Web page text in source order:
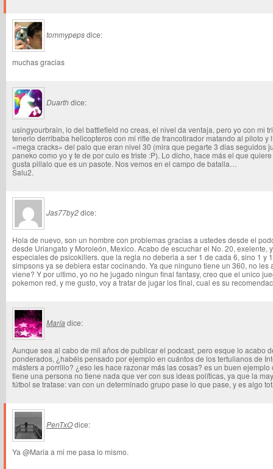
tommypepsdice:
muchas gracias
Duarthdice:
usingyourbrain, lo del battlefield no creas, el nivel da ventaja, pero yo con mi
tenerlo derribaba helicopteros con mi rifle de francotirador matando al piloto y
«mega cracks» del palo que eran nivel 30 (mira que pegarte 3 dias seguidos
paneko como yo y te de por culo es triste :P). Lo dicho, hace más el que
gusta pillalo que es un pasote. Nos vemos en el campo de batalla…
Salu2.
Jas77by2dice:
Hola de nuevo, son un hombre con problemas gracias a ustedes desde el
desde Uriangato y Moroleón, Mexico. Acabo de escuchar el No. 20, exelente,
especiales de psicokillers. que la regla no deberia a ser 1 de cada 6, sino 1 y
simpsons ya se debiera estar cocinando. Ya que ninguno tiene un 360, no les
viene? Y por ultimo, yo no he jugado ningun final fantasy, creo que el unico
pokemon red, y me gusto, voy a tratar de jugar los final, cual es su
María dice:
Aunque sea al cabo de mil años de publicar el podcast, pero esque lo acabo
ponderados, ¿habéis pensado por ejemplo en cuántos de los tertulianos de
másters a porrillo? ¿eso les hace razonar más las cosas? es un buen
tiene una persona no tiene nada que ver con sus ideas políticas, ya que la
fútbol se tratase: van con un determinado grupo pase lo que pase, y es algo
PenTxOdice:
Ya @Maria a mi me pasa lo mismo.